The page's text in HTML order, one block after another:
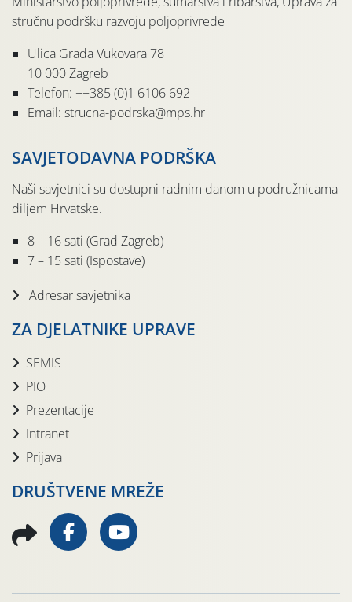
stručnu podršku razvoju poljoprivrede
Ulica Grada Vukovara 78
10 000 Zagreb
Telefon: ++385 (0)1 6106 692
Email: strucna-podrska@mps.hr
SAVJETODAVNA PODRŠKA
Naši savjetnici su dostupni radnim danom u podružnicama
diljem Hrvatske.
8 – 16 sati (Grad Zagreb)
7 – 15 sati (Ispostave)
Adresar savjetnika
ZA DJELATNIKE UPRAVE
SEMIS
PIO
Prezentacije
Intranet
Prijava
DRUŠTVENE MREŽE